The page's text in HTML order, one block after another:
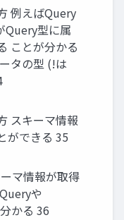
例えばQuery
Query型に属
ことが分かる
タの型 (!は
スキーマ情報
ができる 35
マ情報が取得
や
かる 36